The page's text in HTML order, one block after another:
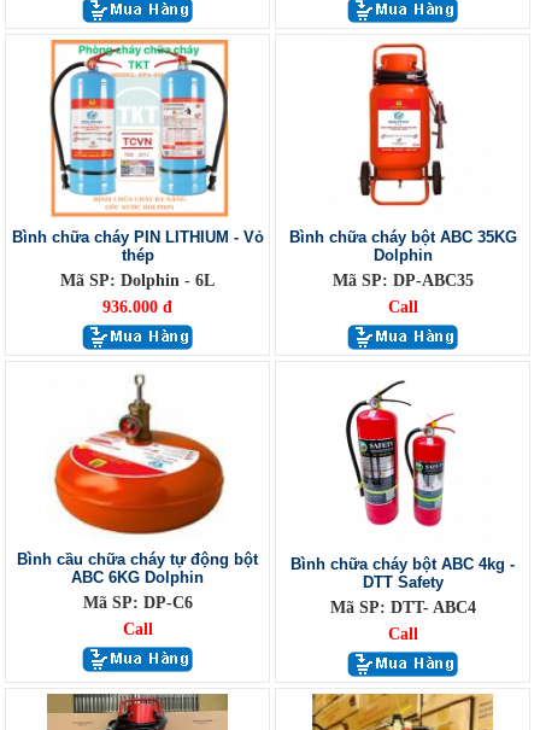
Bình chữa cháy PIN LITHIUM - Vỏ
thép
Mã SP: Dolphin - 6L
936.000 đ
Bình chữa cháy bột ABC 35KG
Dolphin
Mã SP: DP-ABC35
Call
Bình cầu chữa cháy tự động bột
ABC 6KG Dolphin
Mã SP: DP-C6
Call
Bình chữa cháy bột ABC 4kg -
DTT Safety
Mã SP: DTT- ABC4
Call